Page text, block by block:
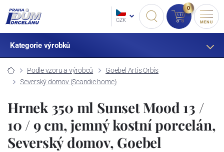
CZK
0
MENU
Kategorie výrobků
Podle vzoru a výrobců
Goebel Artis Orbis
Severský domov (Scandic home)
Hrnek 350 ml Sunset Mood 13 /
10 / 9 cm, jemný kostní porcelán,
Severský domov, Goebel